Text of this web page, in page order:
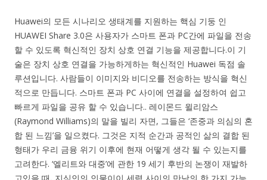
Huawei의 모든 시나리오 생태계를 지원하는 핵심 기둥 인
HUAWEI Share 3.0은 사용자가 스마트 폰과 PC간에 파일을 전송
할 수 있도록 혁신적인 장치 상호 연결 기능을 제공합니다.이 기
술은 장치 상호 연결을 가능하게하는 혁신적인 Huawei 독점 솔
루션입니다. 사람들이 이미지와 비디오를 전송하는 방식을 혁신
적으로 만듭니다. 스마트 폰과 PC 사이에 연결을 설정하여 쉽고
빠르게 파일을 공유 할 수 있습니다.. 레이몬드 윌리암스
(Raymond Williams)의 말을 빌리 자면, 그들은 ‘존중과 의심의 혼
합 된 느낌’을 일으켰다. 그것은 지적 순간과 공적인 삶의 결합 된
형태가 우리 금융 위기 이후에 현재 어떻게 생각 될 수 있는지를
고려한다. ‘엘리트와 대중’에 관한 19 세기 후반의 논쟁이 재발하